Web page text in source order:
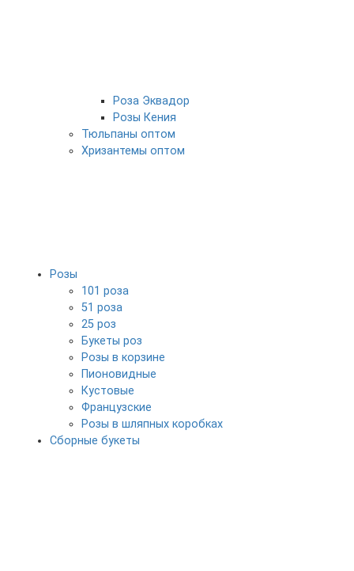
Роза Эквадор
Розы Кения
Тюльпаны оптом
Хризантемы оптом
Розы
101 роза
51 роза
25 роз
Букеты роз
Розы в корзине
Пионовидные
Кустовые
Французские
Розы в шляпных коробках
Сборные букеты